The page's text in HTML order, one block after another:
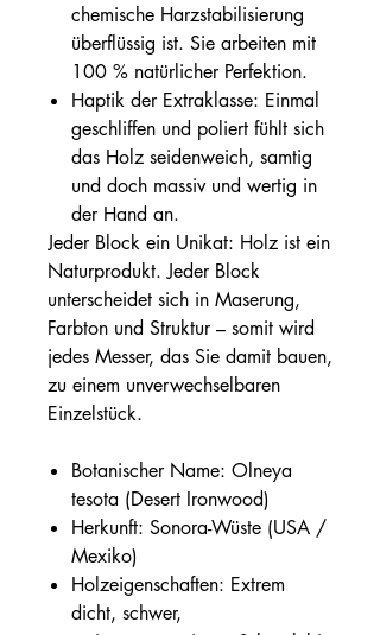
chemische Harzstabilisierung
überflüssig ist. Sie arbeiten mit
100 % natürlicher Perfektion.
Haptik der Extraklasse: Einmal
geschliffen und poliert fühlt sich
das Holz seidenweich, samtig
und doch massiv und wertig in
der Hand an.
Jeder Block ein Unikat: Holz ist ein
Naturprodukt. Jeder Block
unterscheidet sich in Maserung,
Farbton und Struktur – somit wird
jedes Messer, das Sie damit bauen,
zu einem unverwechselbaren
Einzelstück.
Botanischer Name: Olneya
tesota (Desert Ironwood)
Herkunft: Sonora-Wüste (USA /
Mexiko)
Holzeigenschaften: Extrem
dicht, schwer,